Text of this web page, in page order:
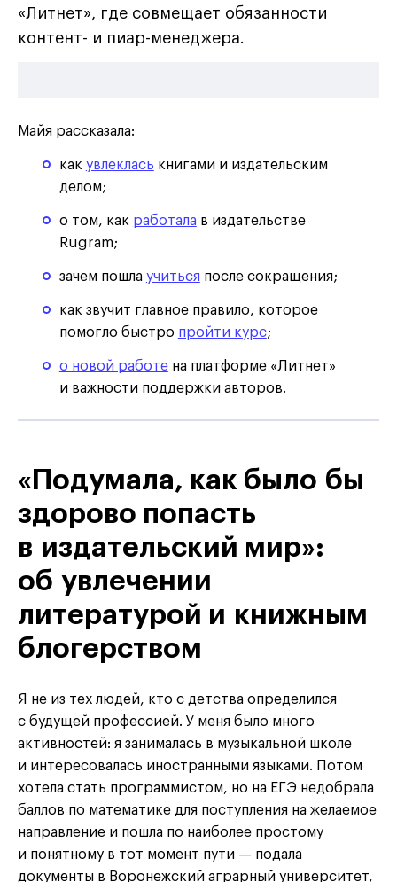
«Литнет», где совмещает обязанности
контент- и пиар-менеджера.
Майя рассказала:
как увлеклась книгами и издательским
делом;
о том, как работала в издательстве
Rugram;
зачем пошла учиться после сокращения;
как звучит главное правило, которое
помогло быстро пройти курс;
о новой работена платформе «Литнет»
и важности поддержки авторов.
«Подумала, как было бы
здорово попасть
в издательский мир»:
об увлечении
литературой и книжным
блогерством
Я не из тех людей, кто с детства определился
с будущей профессией. У меня было много
активностей: я занималась в музыкальной школе
и интересовалась иностранными языками. Потом
хотела стать программистом, но на ЕГЭ недобрала
баллов по математике для поступления на желаемое
направление и пошла по наиболее простому
и понятному в тот момент пути — подала
документы в Воронежский аграрный университет,